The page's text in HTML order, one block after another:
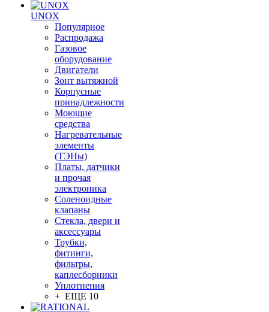
UNOX
Популярное
Распродажа
Газовое
оборудование
Двигатели
Зонт вытяжной
Корпусные
принадлежности
Моющие
средства
Нагревательные
элементы
(ТЭНы)
Платы, датчики
и прочая
электроника
Соленоидные
клапаны
Стекла, двери и
аксессуары
Трубки,
фитинги,
фильтры,
каплесборники
Уплотнения
+ ЕЩЕ 10